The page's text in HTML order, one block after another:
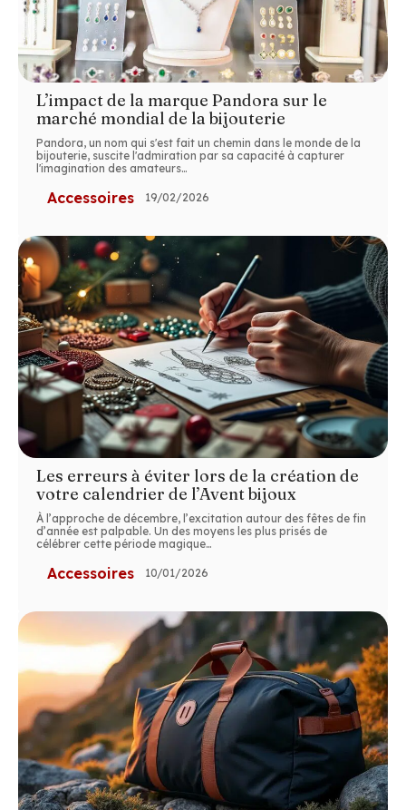
L’impact de la marque Pandora sur le
marché mondial de la bijouterie
Pandora, un nom qui s'est fait un chemin dans le monde de la
bijouterie, suscite l'admiration par sa capacité à capturer
l'imagination des amateurs…
Accessoires 19/02/2026
Les erreurs à éviter lors de la création de
votre calendrier de l’Avent bijoux
À l’approche de décembre, l’excitation autour des fêtes de fin
d’année est palpable. Un des moyens les plus prisés de
célébrer cette période magique…
Accessoires 10/01/2026